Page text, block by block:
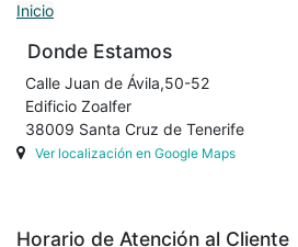
Inicio
Donde Estamos
Calle Juan de Ávila,50-52
Edificio Zoalfer
38009 Santa Cruz de Tenerife
Ver localización en Google Maps
Horario de Atención al Cliente